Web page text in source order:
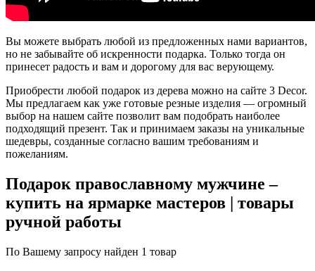
Вы можете выбрать любой из предложенных нами вариантов,
но не забывайте об искренности подарка. Только тогда он
принесет радость и вам и дорогому для вас верующему.
Приобрести любой подарок из дерева можно на сайте 3 Decor.
Мы предлагаем как уже готовые резные изделия — огромный
выбор на нашем сайте позволит вам подобрать наиболее
подходящий презент. Так и принимаем заказы на уникальные
шедевры, созданные согласно вашим требованиям и
пожеланиям.
Подарок православному мужчине –
купить на ярмарке мастеров | товары
ручной работы
По Вашему запросу найден 1 товар